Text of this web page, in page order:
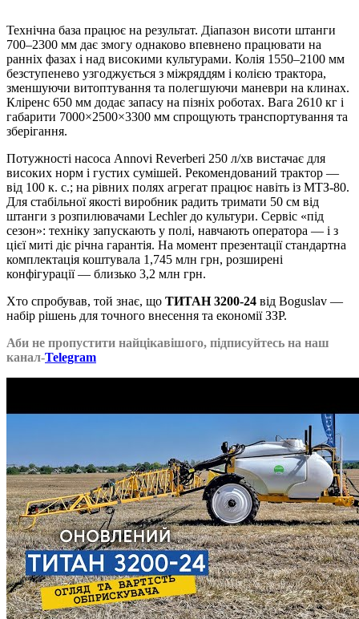
Технічна база працює на результат. Діапазон висоти штанги
700–2300 мм дає змогу однаково впевнено працювати на
ранніх фазах і над високими культурами. Колія 1550–2100 мм
безступенево узгоджується з міжряддям і колією трактора,
зменшуючи витоптування та полегшуючи маневри на клинах.
Кліренс 650 мм додає запасу на пізніх роботах. Вага 2610 кг і
габарити 7000×2500×3300 мм спрощують транспортування та
зберігання.
Потужності насоса Annovi Reverberi 250 л/хв вистачає для
високих норм і густих сумішей. Рекомендований трактор —
від 100 к. с.; на рівних полях агрегат працює навіть із МТЗ-80.
Для стабільної якості виробник радить тримати 50 см від
штанги з розпилювачами Lechler до культури. Сервіс «під
сезон»: техніку запускають у полі, навчають оператора — і з
цієї миті діє річна гарантія. На момент презентації стандартна
комплектація коштувала 1,745 млн грн, розширені
конфігурації — близько 3,2 млн грн.
Хто спробував, той знає, що ТИТАН 3200-24 від Boguslav —
набір рішень для точного внесення та економії ЗЗР.
Аби не пропустити найцікавішого, підписуйтесь на наш
канал-Telegram